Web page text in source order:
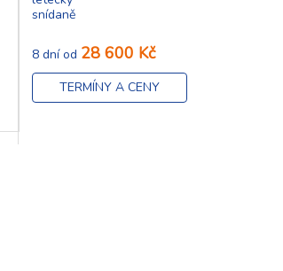
snídaně
8 dní od 28 600 Kč
TERMÍNY A CENY